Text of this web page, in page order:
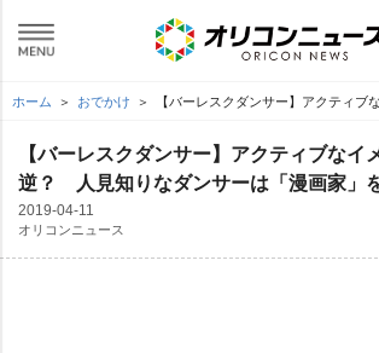
ホーム おでかけ 【バーレスクダンサー】アクティ
【バーレスクダンサー】アクティブなイ
逆？ 人見知りなダンサーは「漫画家」
2019-04-11
オリコンニュース